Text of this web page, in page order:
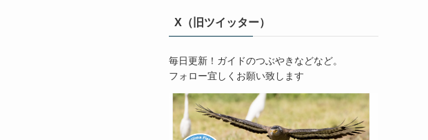
X（旧ツイッター）
毎日更新！ガイドのつぶやきなどなど。
フォロー宜しくお願い致します